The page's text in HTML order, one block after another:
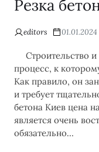
Резка
editors 01.01.2024
Строительство и
процесс, к
Как правило, он
и требует
бетона Киев цена
является очень
обязательно…